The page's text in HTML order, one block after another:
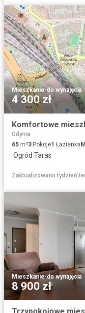
Mieszkanie·do wynajęcia
4 300 zł
Gdynia
65 m²3 Pokoje1 Łazienka
·Ogród·Taras
Zaktualizowano tydzień
Mieszkanie·do wynajęcia
8 900 zł